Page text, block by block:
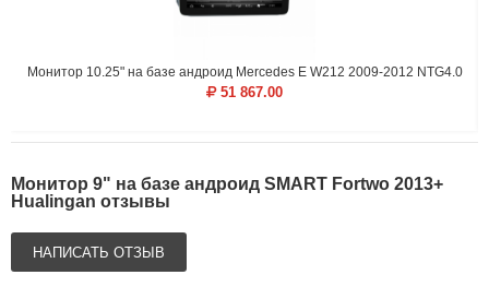
Монитор 10.25" на базе андроид Mercedes E W212 2009-2012 NTG4.0
51 867.00
Монитор 9" на базе андроид SMART Fortwo 2013+
Hualingan отзывы
НАПИСАТЬ ОТЗЫВ